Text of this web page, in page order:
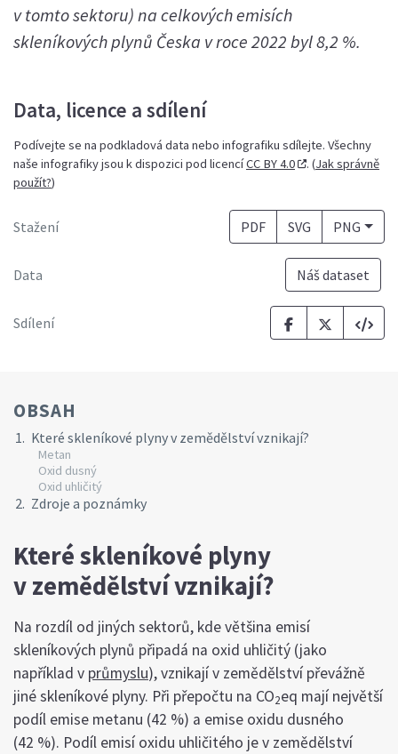
v tomto sektoru) na celkových emisích
skleníkových plynů Česka v roce 2022 byl 8,2 %.
Data, licence a sdílení
Podívejte se na podkladová data nebo infografiku sdílejte. Všechny
naše infografiky jsou k dispozici pod licencíCC BY 4.0 . (Jak správně
použít?)
Stažení PDF SVG PNG
Data Náš dataset
Sdílení
OBSAH
Které skleníkové plyny v zemědělství vznikají?
Metan
Oxid dusný
Oxid uhličitý
Zdroje a poznámky
Které skleníkové plyny
v zemědělství vznikají?
Na rozdíl od jiných sektorů, kde většina emisí
skleníkových plynů připadá na oxid uhličitý (jako
například v průmyslu), vznikají v zemědělství převážně
jiné skleníkové plyny. Při přepočtu na CO2eq mají největší
podíl emise metanu (42 %) a emise oxidu dusného
(42 %). Podíl emisí oxidu uhličitého je v zemědělství